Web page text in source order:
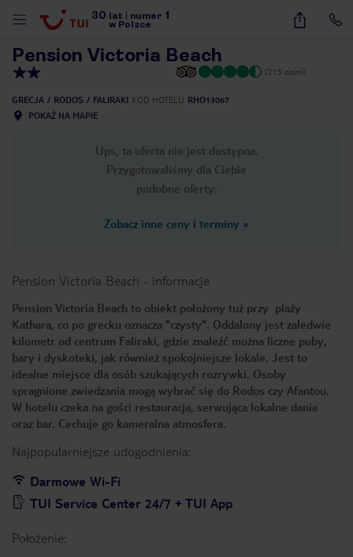
30 lat numer 1
w Polsce
8
Pension Victoria Beach
(215 opinii)
GRECJA RODOS FALIRAKI KOD HOTELU RHO13067
POKAŻ NA MAPIE
Ups, ta oferta nie jest dostępna.
Przygotowaliśmy dla Ciebie
podobne oferty:
Zobacz inne ceny i terminy »
Pension Victoria Beach - informacje
Pension Victoria Beach to obiekt położony tuż przy plaży
Kathara, co po grecku oznacza "czysty". Oddalony jest zaledwie
kilometr od centrum Faliraki, gdzie znaleźć można liczne puby,
bary i dyskoteki, jak również spokojniejsze lokale. Jest to
idealne miejsce dla osób szukających rozrywki. Osoby
spragnione zwiedzania mogą wybrać się do Rodos czy Afantou.
W hotelu czeka na gości restauracja, serwująca lokalne dania
oraz bar. Cechuje go kameralna atmosfera.
Najpopularniejsze udogodnienia:
Darmowe Wi-Fi
TUI Service Center 24/7 + TUI App
Położenie: